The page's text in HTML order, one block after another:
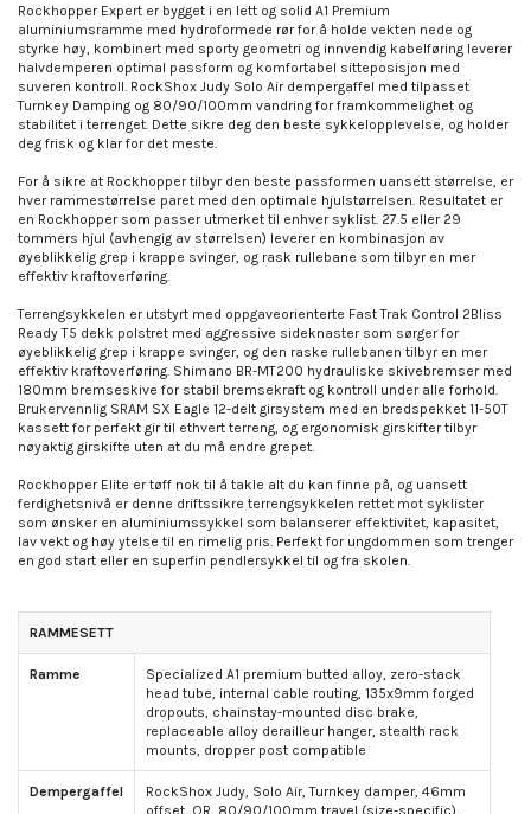
Rockhopper Expert er bygget i en lett og solid A1 Premium
aluminiumsramme med hydroformede rør for å holde vekten nede og
styrke høy, kombinert med sporty geometri og innvendig kabelføring leverer
halvdemperen optimal passform og komfortabel sitteposisjon med
suveren kontroll. RockShox Judy Solo Air dempergaffel med tilpasset
Turnkey Damping og 80/90/100mm vandring for framkommelighet og
stabilitet i terrenget. Dette sikre deg den beste sykkelopplevelse, og holder
deg frisk og klar for det meste.
For å sikre at Rockhopper tilbyr den beste passformen uansett størrelse, er
hver rammestørrelse paret med den optimale hjulstørrelsen. Resultatet er
en Rockhopper som passer utmerket til enhver syklist. 27.5 eller 29
tommers hjul (avhengig av størrelsen) leverer en kombinasjon av
øyeblikkelig grep i krappe svinger, og rask rullebane som tilbyr en mer
effektiv kraftoverføring.
Terrengsykkelen er utstyrt med oppgaveorienterte Fast Trak Control 2Bliss
Ready T5 dekk polstret med aggressive sideknaster som sørger for
øyeblikkelig grep i krappe svinger, og den raske rullebanen tilbyr en mer
effektiv kraftoverføring. Shimano BR-MT200 hydrauliske skivebremser med
180mm bremseskive for stabil bremsekraft og kontroll under alle forhold.
Brukervennlig SRAM SX Eagle 12-delt girsystem med en bredspekket 11-50T
kassett for perfekt gir til ethvert terreng, og ergonomisk girskifter tilbyr
nøyaktig girskifte uten at du må endre grepet.
Rockhopper Elite er tøff nok til å takle alt du kan finne på, og uansett
ferdighetsnivå er denne driftssikre terrengsykkelen rettet mot syklister
som ønsker en aluminiumssykkel som balanserer effektivitet, kapasitet,
lav vekt og høy ytelse til en rimelig pris. Perfekt for ungdommen som trenger
en god start eller en superfin pendlersykkel til og fra skolen.
RAMMESETT
Ramme
Specialized A1 premium butted alloy, zero-stack
head tube, internal cable routing, 135x9mm forged
dropouts, chainstay-mounted disc brake,
replaceable alloy derailleur hanger, stealth rack
mounts, dropper post compatible
Dempergaffel
RockShox Judy, Solo Air, Turnkey damper, 46mm
offset, QR, 80/90/100mm travel (size-specific),